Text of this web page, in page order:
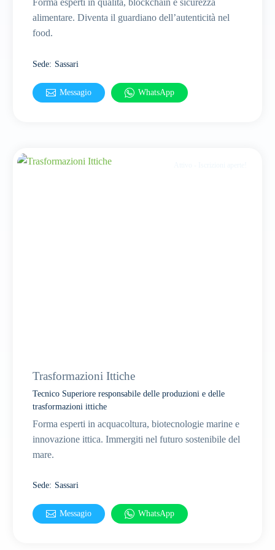
Forma esperti in qualità, blockchain e sicurezza
alimentare. Diventa il guardiano dell’autenticità nel
food.
Sede: Sassari
Messagio WhatsApp
Trasformazioni Ittiche
Tecnico Superiore responsabile delle produzioni e delle
trasformazioni ittiche
Forma esperti in acquacoltura, biotecnologie marine e
innovazione ittica. Immergiti nel futuro sostenibile del
mare.
Sede: Sassari
Messagio WhatsApp